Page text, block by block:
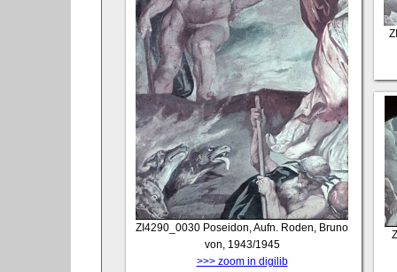
ZI4290_0030 Poseidon, Aufn. Roden, Bruno
von, 1943/1945
>>> zoom in digilib